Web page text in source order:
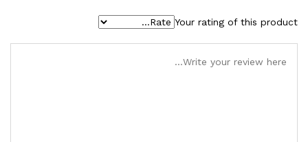
Your rating of this product